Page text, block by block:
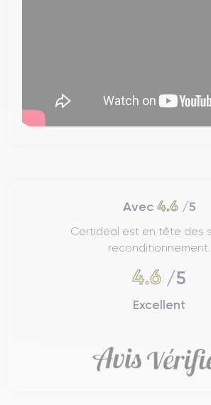
Avec 4.6/5
Certideal est en tête des
reconditionnement.
4.6 /5
Excellent